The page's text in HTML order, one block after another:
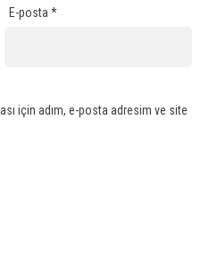
E-posta*
için adım, e-posta adresim ve site